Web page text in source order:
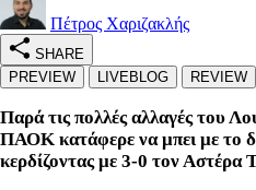
Πέτρος Χαριζακλής
SHARE
PREVIEW
LIVEBLOG REVIEW
Παρά τις πολλές αλλαγές του
ΠΑΟΚ κατάφερε να μπει με το
κερδίζοντας με 3-0 τον Αστέρα